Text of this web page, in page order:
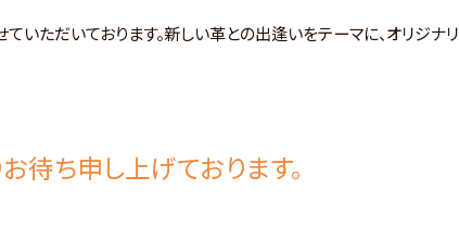
ただいております。新しい革との出逢いをテーマに、オリジナリ
待ち申し上げております。